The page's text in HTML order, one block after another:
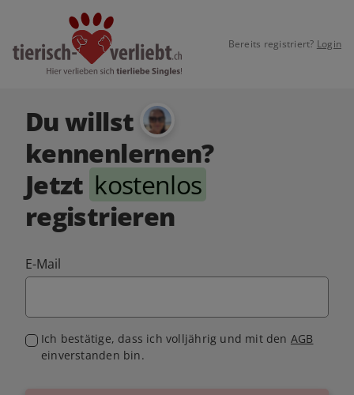
Bereits registriert? Login
Du willst
kennenlernen?
Jetzt kostenlos
registrieren
E-Mail
Ich bestätige, dass ich volljährig und mit den AGB
einverstanden bin.